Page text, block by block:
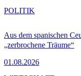
Aus dem spanischen
„zerbrochene Träume“
01.08.2026
POLITIK